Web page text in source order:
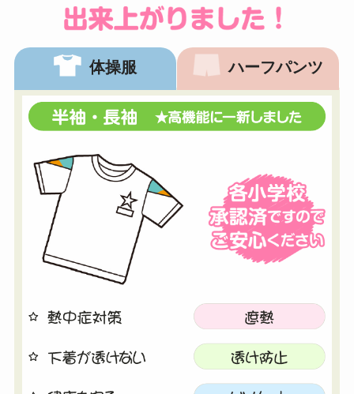
体操服 ハーフパンツ